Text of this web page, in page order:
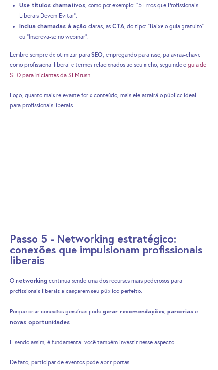
Use títulos chamativos, como por exemplo: “5 Erros que Profissionais
Liberais Devem Evitar”.
Inclua chamadas à ação claras, as CTA, do tipo: “Baixe o guia gratuito”
ou “Inscreva-se no webinar”.
Lembre sempre de otimizar para SEO, empregando para isso, palavras-chave
como profissional liberal e termos relacionados ao seu nicho, seguindo o guia de
SEO para iniciantes da SEMrush.
Logo, quanto mais relevante for o conteúdo, mais ele atrairá o público ideal
para profissionais liberais.
Passo 5 - Networking estratégico:
conexões que impulsionam profissionais
liberais
O networking continua sendo uma dos recursos mais poderosos para
profissionais liberais alcançarem seu público perfeito.
Porque criar conexões genuínas pode gerar recomendações, parcerias e
novas oportunidades.
E sendo assim, é fundamental você também investir nesse aspecto.
De fato, participar de eventos pode abrir portas.